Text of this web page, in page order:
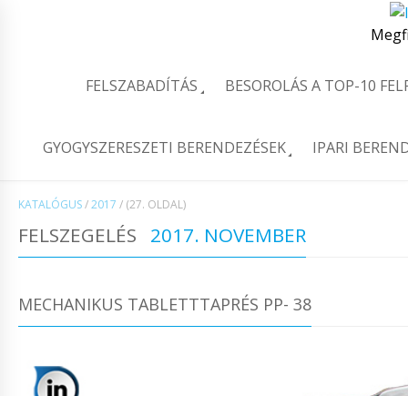
FELSZABADÍTÁS BESOROLÁS A TOP-10
GYOGYSZERESZETI BERENDEZÉSEK IPARI
KATALÓGUS/2017 / (27. OLDAL)
FELSZEGELÉS 2017. NOVEMBER
MECHANIKUS TABLETTTAPRÉS PP- 38